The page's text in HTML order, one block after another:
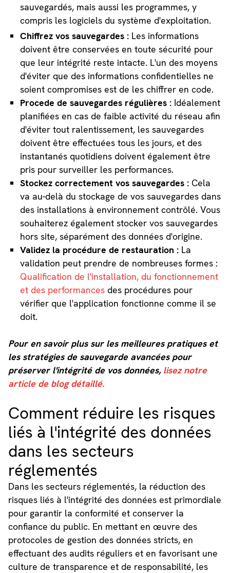
sauvegardés, mais aussi les programmes, y
compris les logiciels du système d'exploitation.
Chiffrez vos sauvegardes : Les informations
doivent être conservées en toute sécurité pour
que leur intégrité reste intacte. L'un des moyens
d'éviter que des informations confidentielles ne
soient compromises est de les chiffrer en code.
Procede de sauvegardes régulières : Idéalement
planifiées en cas de faible activité du réseau afin
d'éviter tout ralentissement, les sauvegardes
doivent être effectuées tous les jours, et des
instantanés quotidiens doivent également être
pris pour surveiller les performances.
Stockez correctement vos sauvegardes : Cela
va au-delà du stockage de vos sauvegardes dans
des installations à environnement contrôlé. Vous
souhaiterez également stocker vos sauvegardes
hors site, séparément des données d'origine.
Validez la procédure de restauration : La
validation peut prendre de nombreuses formes :
Qualification de l'installation, du fonctionnement
et des performances des procédures pour
vérifier que l'application fonctionne comme il se
doit.
Pour en savoir plus sur les meilleures pratiques et
les stratégies de sauvegarde avancées pour
préserver l'intégrité de vos données, lisez notre
article de blog détaillé.
Comment réduire les risques
liés à l'intégrité des données
dans les secteurs
réglementés
Dans les secteurs réglementés, la réduction des
risques liés à l'intégrité des données est primordiale
pour garantir la conformité et conserver la
confiance du public. En mettant en œuvre des
protocoles de gestion des données stricts, en
effectuant des audits réguliers et en favorisant une
culture de transparence et de responsabilité, les